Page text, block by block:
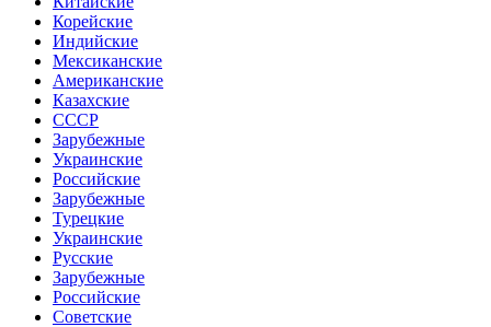
Корейские
Индийские
Мексиканские
Американские
Казахские
СССР
Зарубежные
Украинские
Российские
Зарубежные
Турецкие
Украинские
Русские
Зарубежные
Российские
Советские